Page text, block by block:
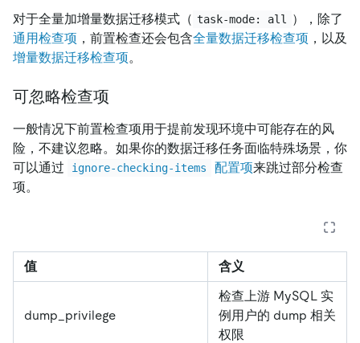
对于全量加增量数据迁移模式（ task-mode: all
），除了
通用检查项 ，前置检查还会包含全量数据迁移检查项 ，以及
增量数据迁移检查项。
可忽略检查项
一般情况下前置检查项用于提前发现环境中可能存在的风
险，不建议忽略。如果你的数据迁移任务面临特殊场景，你
可以通过
ignore-checking-items 配置项来跳过部分检查
项。
值 含义
dump_privilege
检查上游 MySQL 实
例用户的 dump 相关
权限